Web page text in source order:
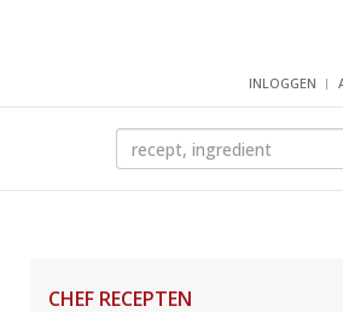
INLOGGEN
CHEF RECEPTEN